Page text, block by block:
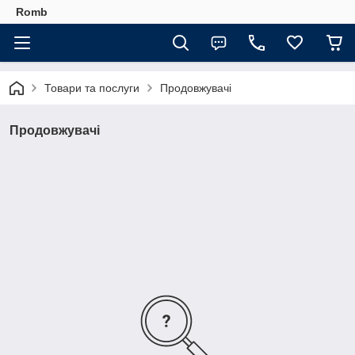
Romb
Товари та послуги Продовжувачі
Продовжувачі